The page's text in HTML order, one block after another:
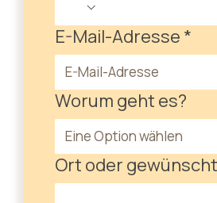
E-Mail-Adresse *
Worum geht es?
Ort oder